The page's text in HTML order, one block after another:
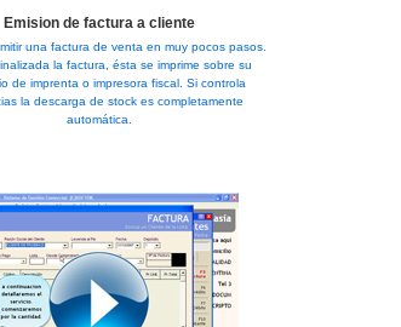
Emision de factura a cliente
una factura de venta en muy pocos pasos.
la factura, ésta se imprime sobre su
de imprenta o impresora fiscal. Si controla
la descarga de stock es completamente
automática.